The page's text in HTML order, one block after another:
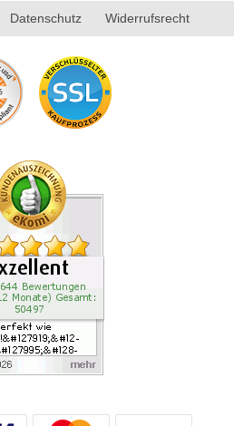
Datenschutz Widerrufsrecht